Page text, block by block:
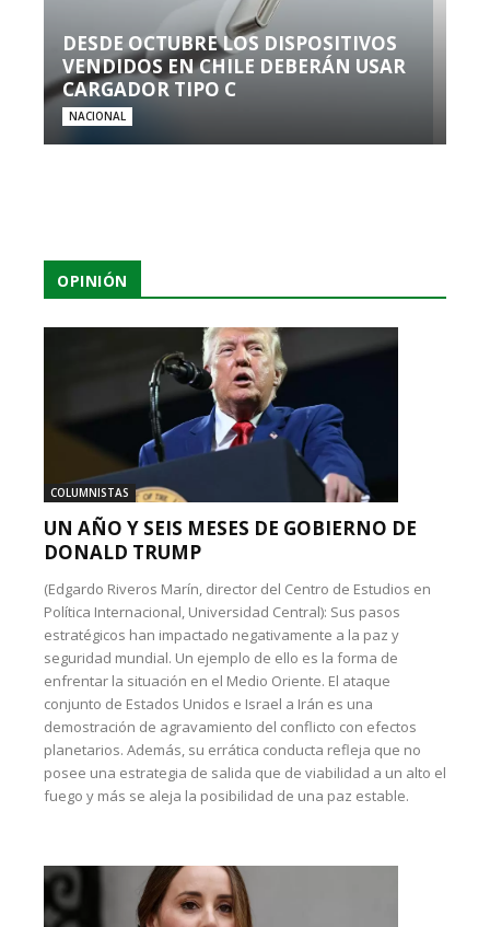
DESDE OCTUBRE LOS DISPOSITIVOS
VENDIDOS EN CHILE DEBERÁN USAR
CARGADOR TIPO C
NACIONAL
OPINIÓN
COLUMNISTAS
UN AÑO Y SEIS MESES DE GOBIERNO DE
DONALD TRUMP
(Edgardo Riveros Marín, director del Centro de Estudios en
Política Internacional, Universidad Central): Sus pasos
estratégicos han impactado negativamente a la paz y
seguridad mundial. Un ejemplo de ello es la forma de
enfrentar la situación en el Medio Oriente. El ataque
conjunto de Estados Unidos e Israel a Irán es una
demostración de agravamiento del conflicto con efectos
planetarios. Además, su errática conducta refleja que no
posee una estrategia de salida que de viabilidad a un alto el
fuego y más se aleja la posibilidad de una paz estable.